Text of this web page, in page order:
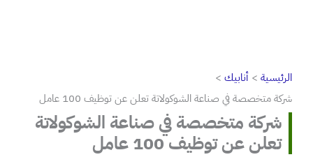
الرئيسية
أنابيك
شركة متخصصة في صناعة الشوكولاتة تعلن عن توظيف 100 عامل
شركة متخصصة في صناعة الشوكولاتة
تعلن عن توظيف 100 عامل